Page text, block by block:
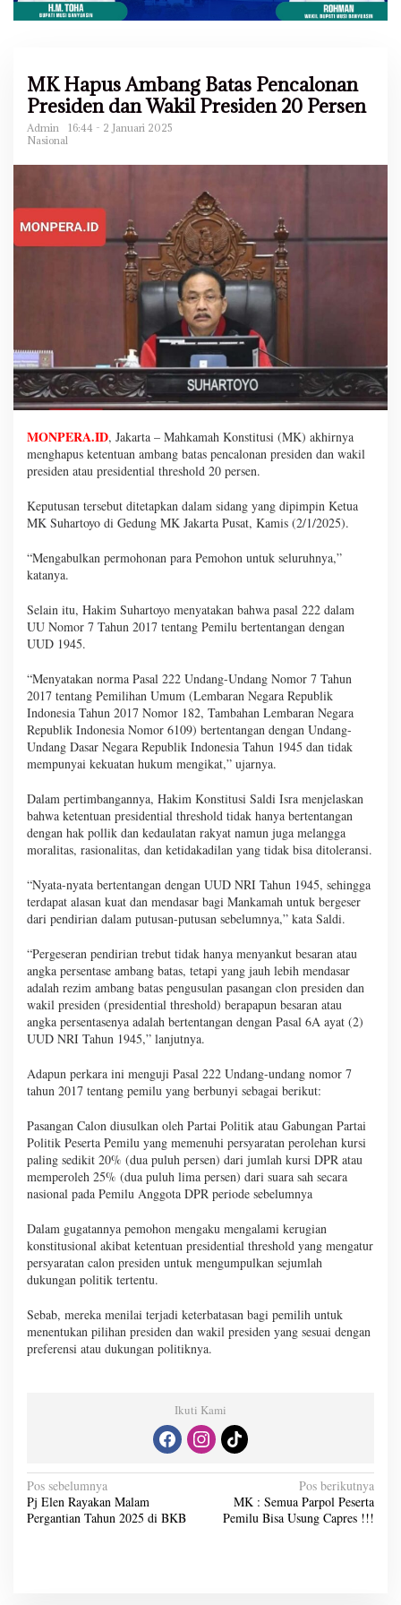
MK Hapus Ambang Batas Pencalonan
Presiden dan Wakil Presiden 20 Persen
Admin
16:44 - 2 Januari 2025
Nasional
MONPERA.ID, Jakarta – Mahkamah Konstitusi (MK) akhirnya
menghapus ketentuan ambang batas pencalonan presiden dan wakil
presiden atau presidential threshold 20 persen.
Keputusan tersebut ditetapkan dalam sidang yang dipimpin Ketua
MK Suhartoyo di Gedung MK Jakarta Pusat, Kamis (2/1/2025).
“Mengabulkan permohonan para Pemohon untuk seluruhnya,”
katanya.
Selain itu, Hakim Suhartoyo menyatakan bahwa pasal 222 dalam
UU Nomor 7 Tahun 2017 tentang Pemilu bertentangan dengan
UUD 1945.
“Menyatakan norma Pasal 222 Undang-Undang Nomor 7 Tahun
2017 tentang Pemilihan Umum (Lembaran Negara Republik
Indonesia Tahun 2017 Nomor 182, Tambahan Lembaran Negara
Republik Indonesia Nomor 6109) bertentangan dengan Undang-
Undang Dasar Negara Republik Indonesia Tahun 1945 dan tidak
mempunyai kekuatan hukum mengikat,” ujarnya.
Dalam pertimbangannya, Hakim Konstitusi Saldi Isra menjelaskan
bahwa ketentuan presidential threshold tidak hanya bertentangan
dengan hak pollik dan kedaulatan rakyat namun juga melangga
moralitas, rasionalitas, dan ketidakadilan yang tidak bisa ditoleransi.
“Nyata-nyata bertentangan dengan UUD NRI Tahun 1945, sehingga
terdapat alasan kuat dan mendasar bagi Mankamah untuk bergeser
dari pendirian dalam putusan-putusan sebelumnya,” kata Saldi.
“Pergeseran pendirian trebut tidak hanya menyankut besaran atau
angka persentase ambang batas, tetapi yang jauh lebih mendasar
adalah rezim ambang batas pengusulan pasangan clon presiden dan
wakil presiden (presidential threshold) berapapun besaran atau
angka persentasenya adalah bertentangan dengan Pasal 6A ayat (2)
UUD NRI Tahun 1945,” lanjutnya.
Adapun perkara ini menguji Pasal 222 Undang-undang nomor 7
tahun 2017 tentang pemilu yang berbunyi sebagai berikut:
Pasangan Calon diusulkan oleh Partai Politik atau Gabungan Partai
Politik Peserta Pemilu yang memenuhi persyaratan perolehan kursi
paling sedikit 20% (dua puluh persen) dari jumlah kursi DPR atau
memperoleh 25% (dua puluh lima persen) dari suara sah secara
nasional pada Pemilu Anggota DPR periode sebelumnya
Dalam gugatannya pemohon mengaku mengalami kerugian
konstitusional akibat ketentuan presidential threshold yang mengatur
persyaratan calon presiden untuk mengumpulkan sejumlah
dukungan politik tertentu.
Sebab, mereka menilai terjadi keterbatasan bagi pemilih untuk
menentukan pilihan presiden dan wakil presiden yang sesuai dengan
preferensi atau dukungan politiknya.
Ikuti Kami
N
a
Pos sebelumnya
Pj Elen Rayakan Malam
Pergantian Tahun 2025 di BKB
Pos berikutnya
MK : Semua Parpol Peserta
Pemilu Bisa Usung Capres !!!